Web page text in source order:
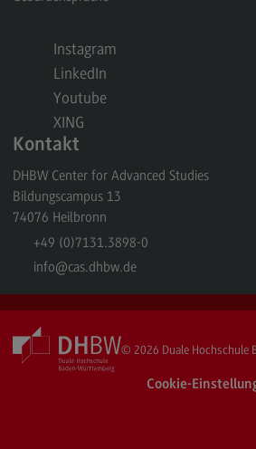
Kontakt
General Business Management
Modulangebot
Berufsperspektiven
Kontakt
Governance Sozialer Arbeit
Governance Sozialer Arbeit
Modulangebot
Berufsperspektiven
Kontakt
Informatik
Instagram
LinkedIn
Youtube
XING
Kontakt
DHBW Center for Advanced Studies
Bildungscampus 13
74076 Heilbronn
+49 (0)7131.3898-0
info@cas.dhbw.de
© 2026 Duale Hochschule
Cookie-